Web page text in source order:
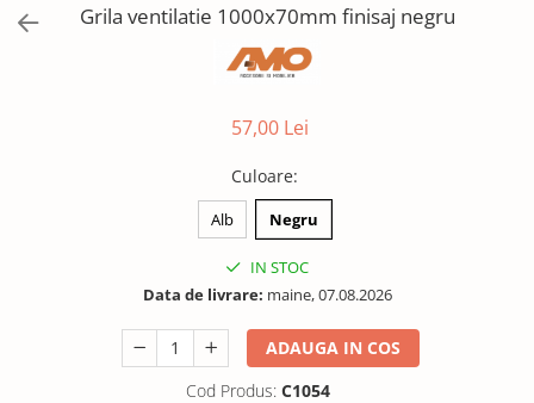
Grila ventilatie 1000x70mm finisaj negru
57,00 Lei
Culoare:
Alb Negru
IN STOC
Data de livrare: maine, 07.08.2026
ADAUGA IN COS
Cod Produs: C1054